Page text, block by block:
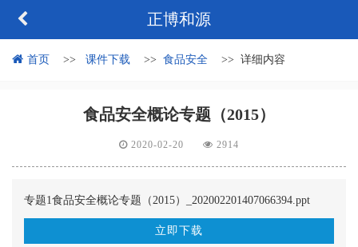
正博和源
首页 课件下载 食品安全 详细内容
食品安全概论专题（2015）
2020-02-20 2914
专题1食品安全概论专题（2015）_202002201407066394.ppt
立即下载